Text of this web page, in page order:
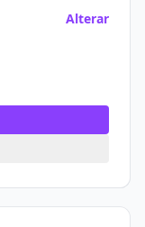
Alterar